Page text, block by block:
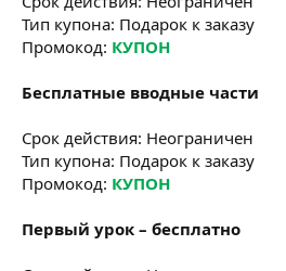
Тип купона: Подарок к заказу
Промокод: КУПОН
Бесплатные вводные части
Срок действия: Неограничен
Тип купона: Подарок к заказу
Промокод: КУПОН
Первый урок – бесплатно